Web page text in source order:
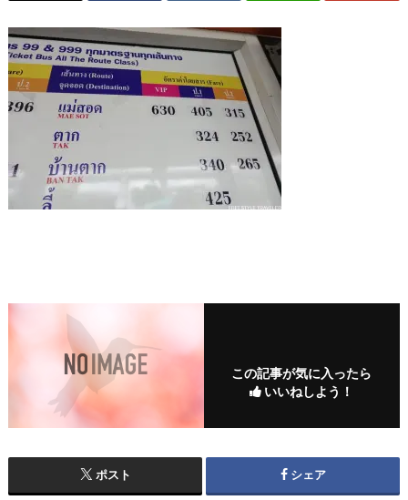
この記事が気に入ったら
いいねしよう！
ポスト シェア